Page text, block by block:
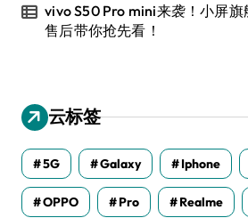
vivo S50 Pro mini来袭！小屏旗
售后带你抢先看！
云标签
5G Galaxy Iphone
OPPO Pro Realme